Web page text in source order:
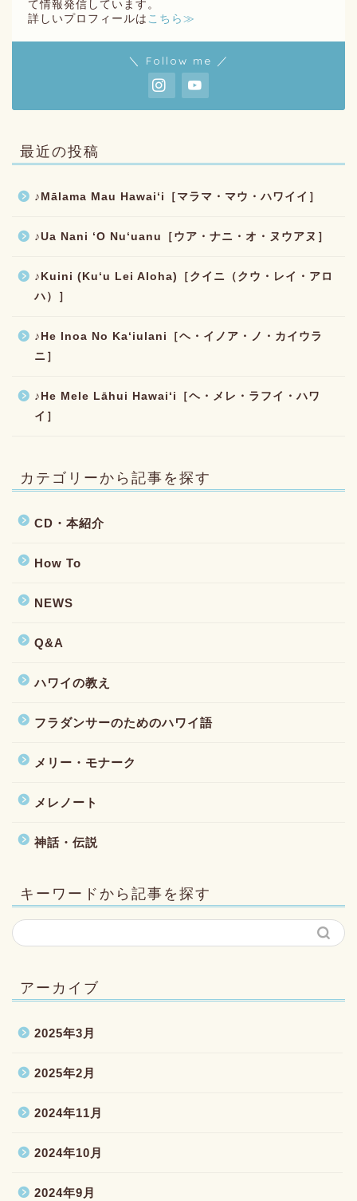
て情報発信しています。
詳しいプロフィールは こちら≫
＼ Follow me ／
最近の投稿
♪Mālama Mau Hawaiʻi［マラマ・マウ・ハワイイ］
♪Ua Nani ʻO Nuʻuanu［ウア・ナニ・オ・ヌウアヌ］
♪Kuini (Kuʻu Lei Aloha)［クイニ（クウ・レイ・アロ
ハ）］
♪He Inoa No Kaʻiulani［ヘ・イノア・ノ・カイウラ
ニ］
♪He Mele Lāhui Hawaiʻi［ヘ・メレ・ラフイ・ハワ
イ］
カテゴリーから記事を探す
CD・本紹介
How To
NEWS
Q&A
ハワイの教え
フラダンサーのためのハワイ語
メリー・モナーク
メレノート
神話・伝説
キーワードから記事を探す
アーカイブ
2025年3月
2025年2月
2024年11月
2024年10月
2024年9月